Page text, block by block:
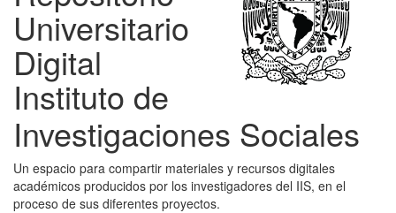
Universitario
Digital
Instituto de
Investigaciones Sociales
Un espacio para compartir materiales y recursos digitales
académicos producidos por los investigadores del IIS, en el
proceso de sus diferentes proyectos.